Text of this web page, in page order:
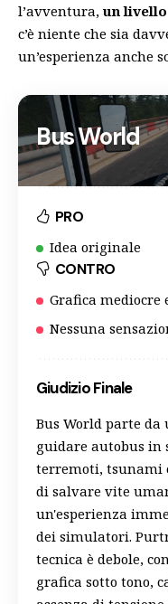
l’avventura, un
c’è niente che sia
un’esperienza anche
Bus World
PRO
Idea originale
CONTRO
Grafica
Nessuna
Giudizio Finale
Bus World parte da
guidare autobus in
terremoti, tsunami
di salvare vite
un'esperienza
dei simulatori.
tecnica è debole,
grafica sotto tono,